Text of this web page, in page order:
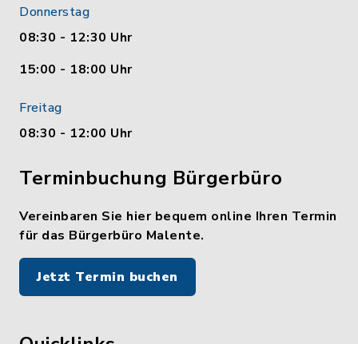
Donnerstag
08:30 - 12:30 Uhr
15:00 - 18:00 Uhr
Freitag
08:30 - 12:00 Uhr
Terminbuchung Bürgerbüro
Vereinbaren Sie hier bequem online Ihren Termin
für das Bürgerbüro Malente.
Jetzt Termin buchen